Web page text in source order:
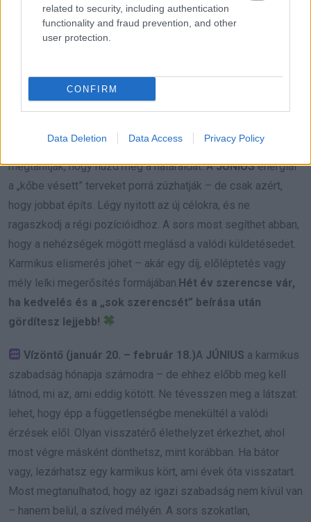
related to security, including authentication
functionality and fraud prevention, and other
user protection.
CONFIRM
Data Deletion Data Access Privacy Policy
amit görcsösen próbáltál egyben tartani. De ha alázattal és
bölcsességgel közelíted meg a nehézségeket, csodálatos
tisztességes voltál. A múltbéli döntéseid most gyümölcsöt
megdolgoztál érte. Ha túl sokat vállaltál mások helyett, most
megtanítják, hogy húzd meg a határaidat. AJÚNIUSenergiái
a „kőbe vésett” terveket porrá zúzhatják – de csak azért,
hogy jobbat építs. Légy nyitott az új célokra, és ne
ragaszkodj a régi pozícióidhoz. A sors most segíthet abban,
hogy a nehézségek mögött meglásd a valódi küldetésedet.
Karmikus elismerés jöhet – akár egy díj, előléptetés vagy
mély lelki megerősítés formájában. Hét év szerencse vár,
ha kedvelés és a „sok szerencsét” beírása után
gördítesz lejjebb!
Vízöntő (január 20. – február 18.)A JÚNIUS a karmikus
szabadság hónapja számodra – de ehhez előbb meg kell
látnod, mi az, ami eddig kötött. Ne tévesszen meg a látszat:
lehet, hogy épp a függetlenségbe menekültél a valódi
érzések elől. Olyan visszatérő élethelyzet érkezhet, ahol
most végre másként dönthetsz, mint korábban. Ha bátor
vagy, lezárhatsz egy karmikus kört, ami évek óta visszatart.
Most megtanulhatod, hogy az igazi szabadság nem kívül van
– hanem belül, a szíved mélyén. A sors szokatlan,